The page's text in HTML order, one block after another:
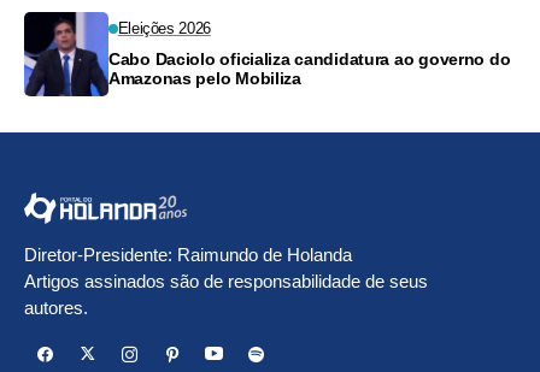
Eleições 2026
Cabo Daciolo oficializa candidatura ao governo do
Amazonas pelo Mobiliza
Diretor-Presidente: Raimundo de Holanda
Artigos assinados são de responsabilidade de seus
autores.